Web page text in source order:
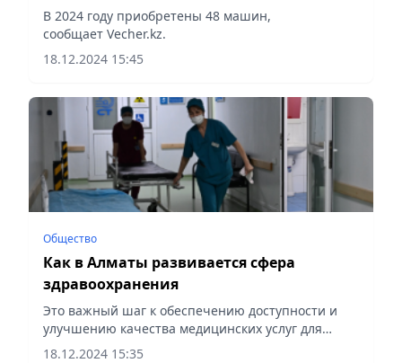
В 2024 году приобретены 48 машин,
сообщает Vecher.kz.
18.12.2024 15:45
Общество
Как в Алматы развивается сфера
здравоохранения
Это важный шаг к обеспечению доступности и
улучшению качества медицинских услуг для
жителей города, сообщает Vecher.kz.
18.12.2024 15:35